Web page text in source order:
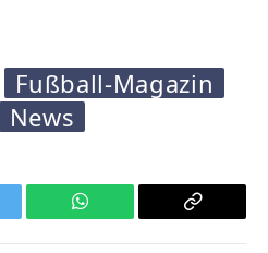
Fußball-Magazin
News
WhatsApp
Copy